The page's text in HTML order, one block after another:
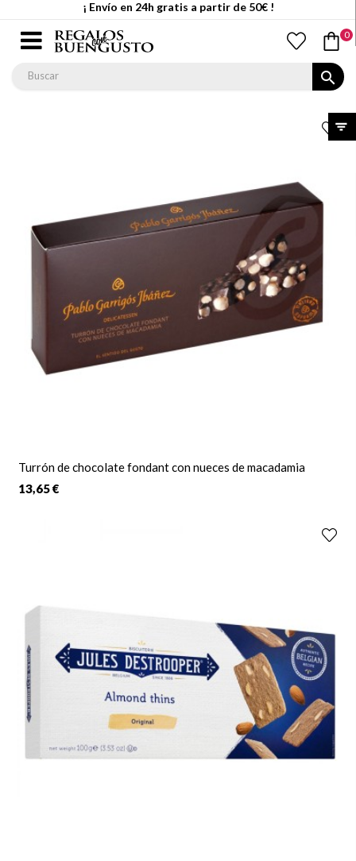
¡ Envío en 24h gratis a partir de 50€ !
0
search
Turrón de chocolate fondant con nueces de macadamia
13,65 €